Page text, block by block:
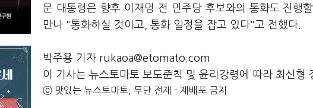
문 대통령은 향후 이재명 전 민주당 후보와의 통화도 진행
만나 "통화하실 것이고, 통화 일정을 잡고 있다"고 전했다.
박주용 기자 rukaoa@etomato.com
이 기사는 뉴스토마토 보도준칙 및 윤리강령에 따라 최신형
ⓒ 맛있는 뉴스토마토, 무단 전재 - 재배포 금지